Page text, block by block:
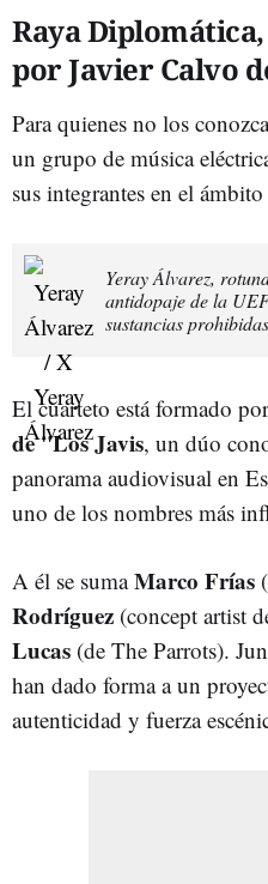
Raya
por Javier Calvo
Para quienes no los
un grupo de música
sus integrantes en el
Yeray Álvarez,
antidopaje de la
sustancias
El cuarteto está formado
de ''Los Javis, un dúo
panorama audiovisual en
uno de los nombres más
A él se sumaMarco Frías
Rodríguez (concept artist
Lucas (de The Parrots).
han dado forma a un
autenticidad y fuerza